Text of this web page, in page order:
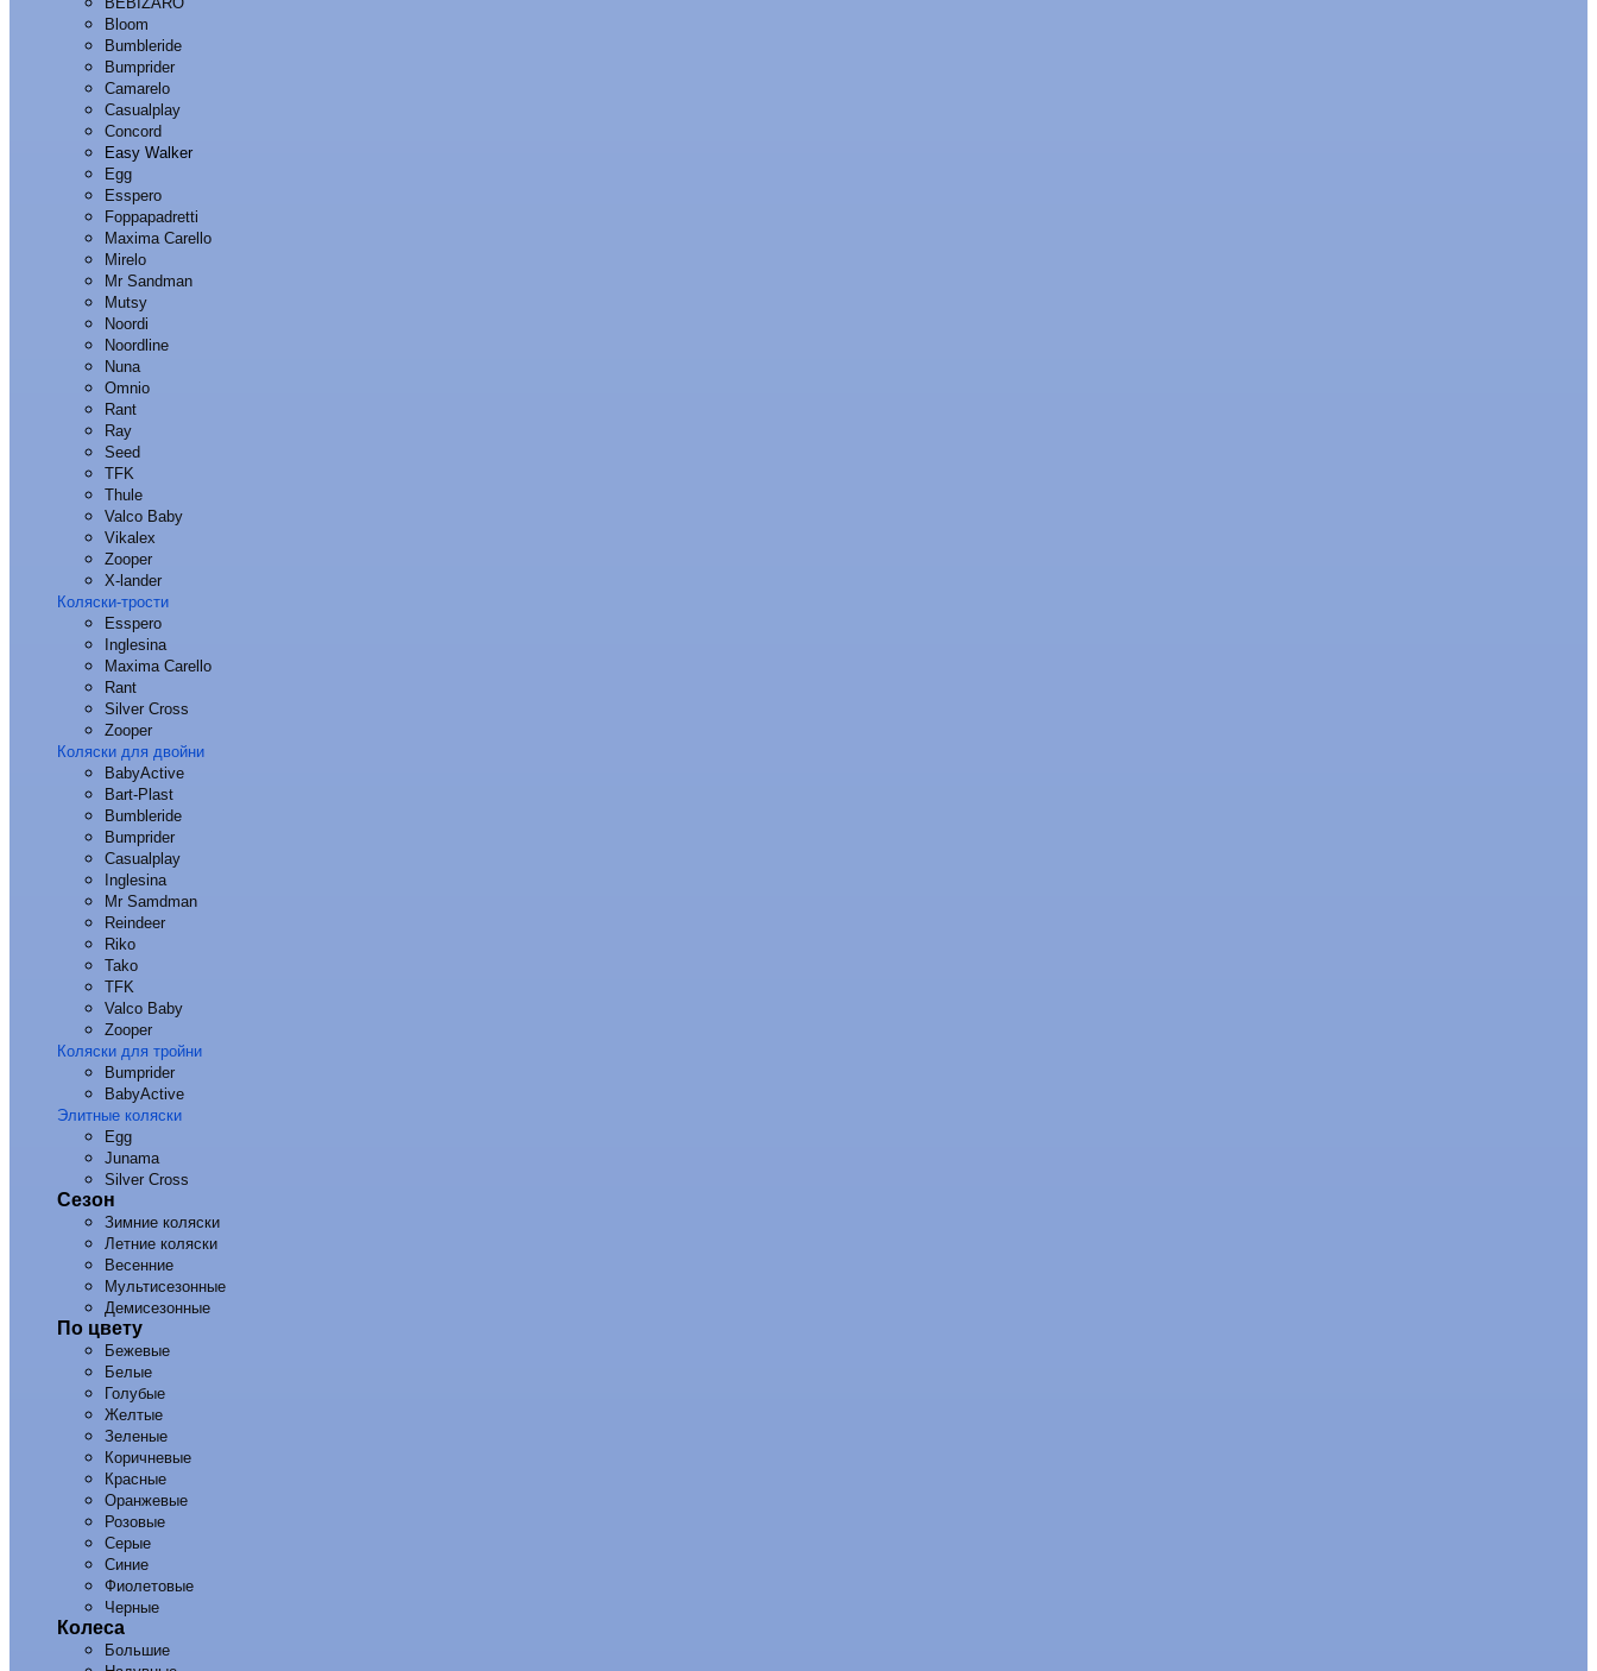
Bloom
Bumbleride
Bumprider
Camarelo
Casualplay
Concord
Easy Walker
Egg
Esspero
Foppapadretti
Maxima Carello
Mirelo
Mr Sandman
Mutsy
Noordi
Noordline
Nuna
Omnio
Rant
Ray
Seed
TFK
Thule
Valco Baby
Vikalex
Zooper
X-lander
Коляски-трости
Esspero
Inglesina
Maxima Carello
Rant
Silver Cross
Zooper
Коляски для двойни
BabyActive
Bart-Plast
Bumbleride
Bumprider
Casualplay
Inglesina
Mr Samdman
Reindeer
Riko
Tako
TFK
Valco Baby
Zooper
Коляски для тройни
Bumprider
BabyActive
Элитные коляски
Egg
Junama
Silver Cross
Сезон
Зимние коляски
Летние коляски
Весенние
Мультисезонные
Демисезонные
По цвету
Бежевые
Белые
Голубые
Желтые
Зеленые
Коричневые
Красные
Оранжевые
Розовые
Серые
Синие
Фиолетовые
Черные
Колеса
Большие